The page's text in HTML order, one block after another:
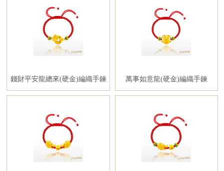
錢財平安龍總來(硬金)編織手鍊 萬事如意龍(硬金)編織手鍊